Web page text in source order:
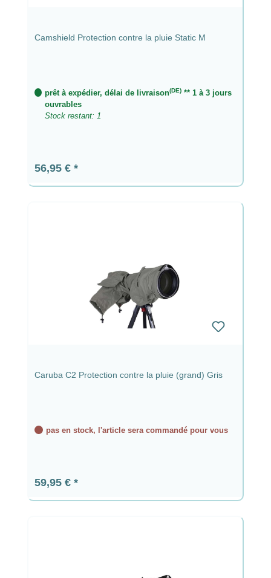
Camshield Protection contre la pluie Static M
prêt à expédier, délai de livraison(DE)** 1 à 3 jours
ouvrables
Stock restant: 1
Prix régulier :
56,95 €
Caruba C2 Protection contre la pluie (grand) Gris
pas en stock, l'article sera commandé pour vous
Prix régulier :
59,95 €